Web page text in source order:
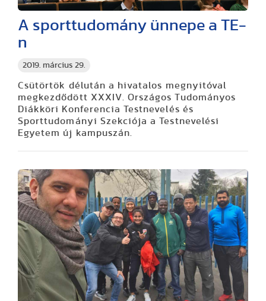
2019. március 29.
A sporttudomány ünnepe a TE-
n
Csütörtök délután a hivatalos megnyitóval
megkezdődött XXXIV. Országos Tudományos
Diákköri Konferencia Testnevelés és
Sporttudományi Szekciója a Testnevelési
Egyetem új kampuszán.